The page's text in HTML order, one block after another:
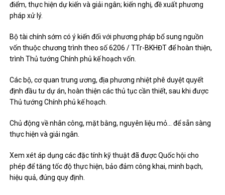
điểm, thực hiện dự kiến ​​và giải ngân; kiến nghị, đề xuất phương
pháp xử lý.
Bộ tài chính sớm có ý kiến ​​đối với phương pháp bổ sung nguồn
vốn thuộc chương trình theo số 6206 / TTr-BKHĐT để hoàn thiện,
trình Thủ tướng Chính phủ kế hoạch vốn.
Các bộ, cơ quan trung ương, địa phương nhiệt phê duyệt quyết
định đầu tư dự án, hoàn thiện các thủ tục cần thiết, sau khi được
Thủ tướng Chính phủ kế hoạch.
Chủ động về nhân công, mặt bằng, nguyên liệu mỏ… để sẵn sàng
thực hiện và giải ngân.
Xem xét áp dụng các đặc tính kỹ thuật đã được Quốc hội cho
phép để tăng tốc độ thực hiện, bảo đảm công khai, minh bạch,
hiệu quả, đúng quy định.